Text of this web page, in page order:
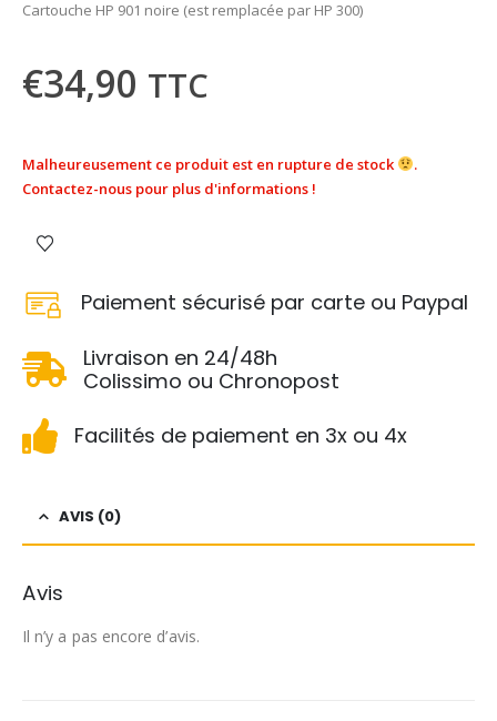
Cartouche HP 901 noire (est remplacée par HP 300)
€34,90 TTC
Malheureusement ce produit est en rupture de stock
.
Contactez-nous pour plus d'informations !
Paiement sécurisé par carte ou Paypal
Livraison en 24/48h
Colissimo ou Chronopost
Facilités de paiement en 3x ou 4x
AVIS (0)
Avis
Il n’y a pas encore d’avis.